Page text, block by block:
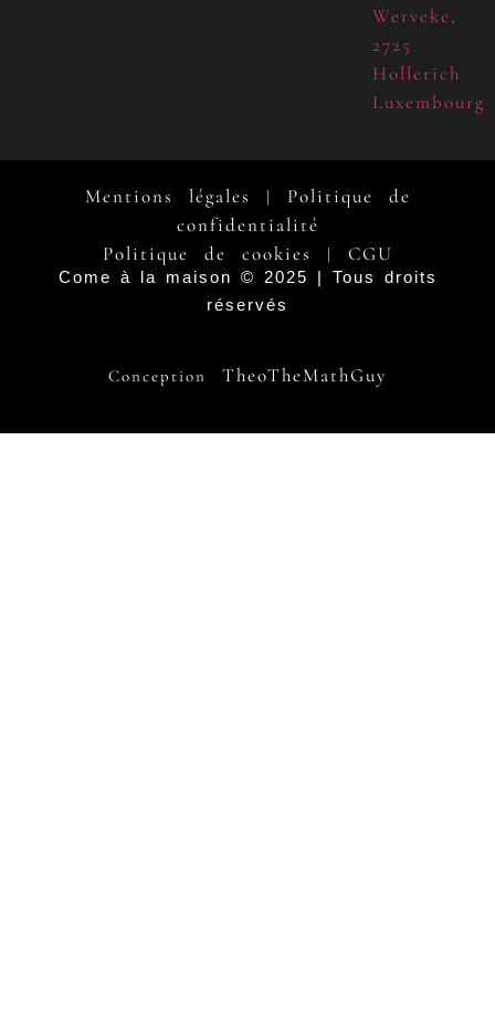
Werveke,
2725
Hollerich
Luxembourg
Mentions légales | Politique de
confidentialité
Politique de cookies
| CGU
Come à la maison © 2025 | Tous droits
réservés
Conception TheoTheMathGuy